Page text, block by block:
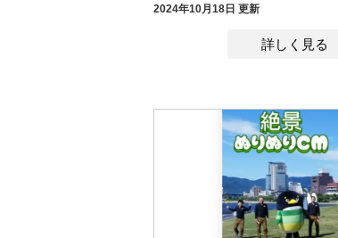
2024年10月18日 更新
詳しく見る